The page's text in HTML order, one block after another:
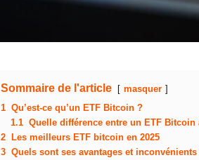
Sommaire de l'article
masquer
1 Qu’est-ce qu’un ETF Bitcoin ?
1.1 Quelle différence entre un ETF
2
Les meilleurs ETF bitcoin en 2025
3 Quels sont ses avantages et inconvénients